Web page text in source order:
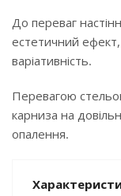
До переваг
естетичний ефект,
варіативність.
Перевагою
карниза на
опалення.